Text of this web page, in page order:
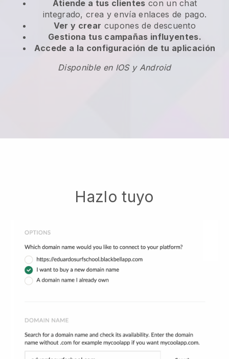
Atiende a tus clientes con un chat
integrado, crea y envía enlaces de pago.
Ver y crear cupones de descuento
Gestiona tus campañas influyentes.
Accede a la configuración de tu aplicación
Disponible en IOS y Android
Hazlo tuyo